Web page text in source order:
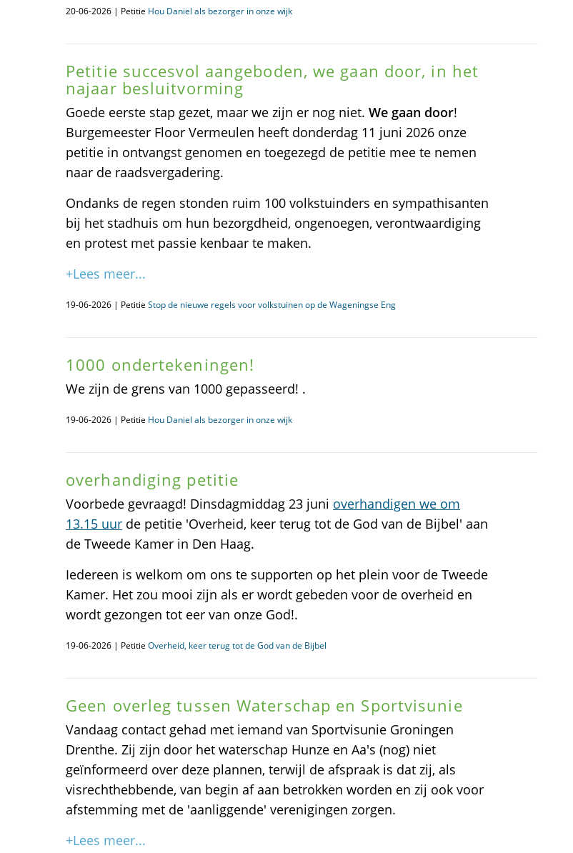
20-06-2026 | Petitie Hou Daniel als bezorger in onze wijk
Petitie succesvol aangeboden, we gaan door, in het
najaar besluitvorming
Goede eerste stap gezet, maar we zijn er nog niet. We gaan door!
Burgemeester Floor Vermeulen heeft donderdag 11 juni 2026 onze
petitie in ontvangst genomen en toegezegd de petitie mee te nemen
naar de raadsvergadering.
Ondanks de regen stonden ruim 100 volkstuinders en sympathisanten
bij het stadhuis om hun bezorgdheid, ongenoegen, verontwaardiging
en protest met passie kenbaar te maken.
+Lees meer...
19-06-2026 | Petitie Stop de nieuwe regels voor volkstuinen op de Wageningse Eng
1000 ondertekeningen!
We zijn de grens van 1000 gepasseerd! .
19-06-2026 | Petitie Hou Daniel als bezorger in onze wijk
overhandiging petitie
Voorbede gevraagd! Dinsdagmiddag 23 juni overhandigen we om
13.15 uur de petitie 'Overheid, keer terug tot de God van de Bijbel' aan
de Tweede Kamer in Den Haag.
Iedereen is welkom om ons te supporten op het plein voor de Tweede
Kamer. Het zou mooi zijn als er wordt gebeden voor de overheid en
wordt gezongen tot eer van onze God!.
19-06-2026 | Petitie Overheid, keer terug tot de God van de Bijbel
Geen overleg tussen Waterschap en Sportvisunie
Vandaag contact gehad met iemand van Sportvisunie Groningen
Drenthe. Zij zijn door het waterschap Hunze en Aa's (nog) niet
geïnformeerd over deze plannen, terwijl de afspraak is dat zij, als
visrechthebbende, van begin af aan betrokken worden en zij ook voor
afstemming met de 'aanliggende' verenigingen zorgen.
+Lees meer...